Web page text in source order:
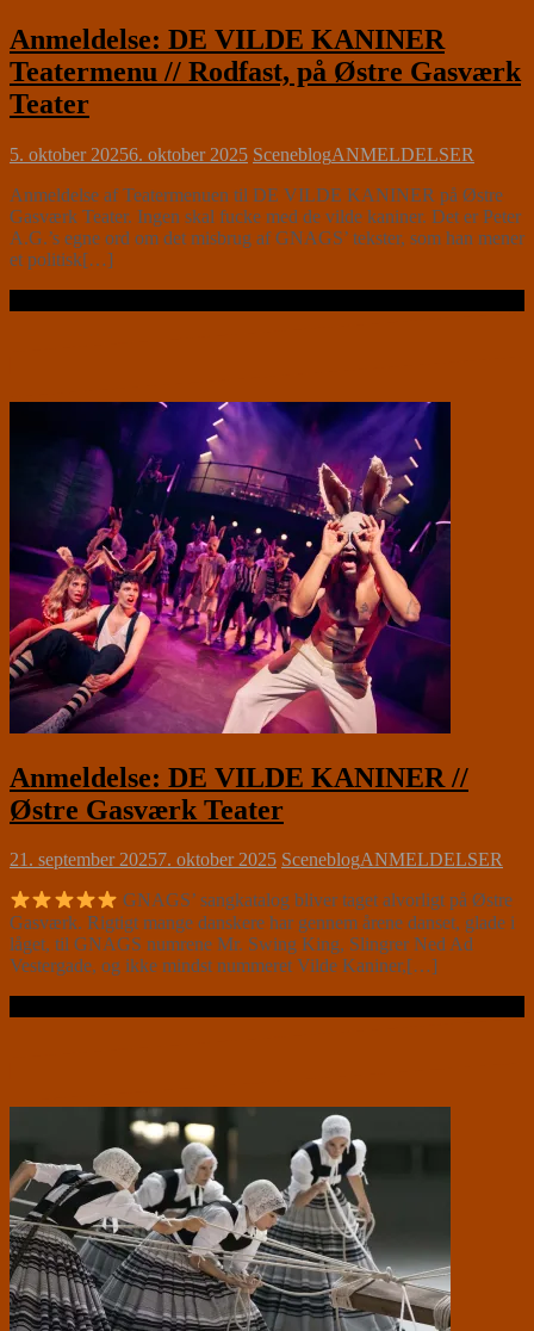
Anmeldelse: DE VILDE KANINER
Teatermenu // Rodfast, på Østre Gasværk
Teater
5. oktober 20256. oktober 2025 SceneblogANMELDELSER
Anmeldelse af Teatermenuen til DE VILDE KANINER på Østre
Gasværk Teater. Ingen skal fucke med de vilde kaniner. Det er Peter
A.G.’s egne ord om det misbrug af GNAGS’ tekster, som han mener
et politisk[…]
Anmeldelse: DE VILDE KANINER //
Østre Gasværk Teater
21. september 20257. oktober 2025 SceneblogANMELDELSER
GNAGS’ sangkatalog bliver taget alvorligt på Østre
Gasværk. Rigtigt mange danskere har gennem årene danset, glade i
låget, til GNAGS numrene Mr. Swing King, Slingrer Ned Ad
Vestergade, og ikke mindst nummeret Vilde Kaniner,[…]